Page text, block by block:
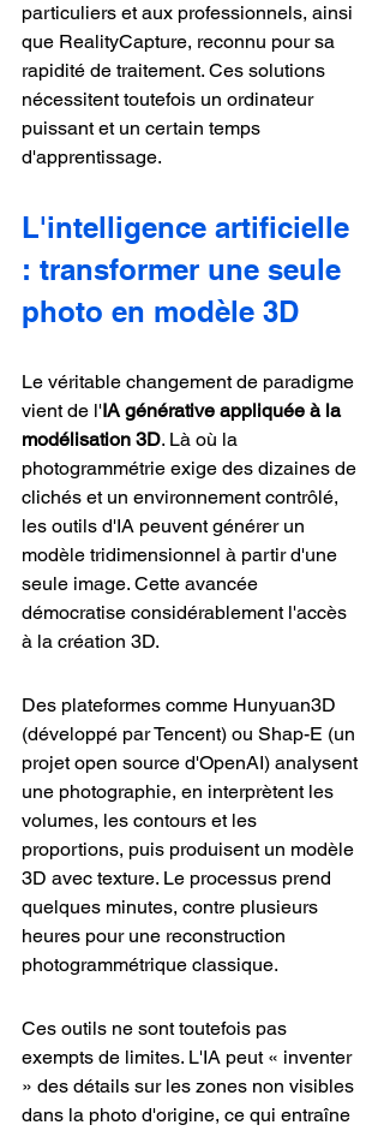
particuliers et aux professionnels, ainsi
que RealityCapture, reconnu pour sa
rapidité de traitement. Ces solutions
nécessitent toutefois un ordinateur
puissant et un certain temps
d'apprentissage.
L'intelligence artificielle
: transformer une seule
photo en modèle 3D
Le véritable changement de paradigme
vient de l'IA générative appliquée à la
modélisation 3D. Là où la
photogrammétrie exige des dizaines de
clichés et un environnement contrôlé,
les outils d'IA peuvent générer un
modèle tridimensionnel à partir d'une
seule image. Cette avancée
démocratise considérablement l'accès
à la création 3D.
Des plateformes comme Hunyuan3D
(développé par Tencent) ou Shap-E (un
projet open source d'OpenAI) analysent
une photographie, en interprètent les
volumes, les contours et les
proportions, puis produisent un modèle
3D avec texture. Le processus prend
quelques minutes, contre plusieurs
heures pour une reconstruction
photogrammétrique classique.
Ces outils ne sont toutefois pas
exempts de limites. L'IA peut « inventer
» des détails sur les zones non visibles
dans la photo d'origine, ce qui entraîne